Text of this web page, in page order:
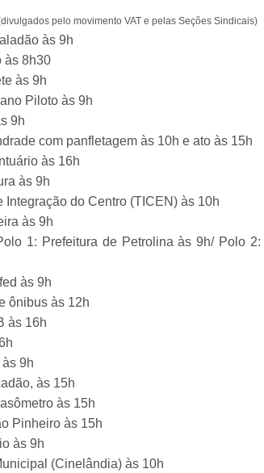
pelo movimento VAT e pelas Seções Sindicais)
às 9h
às 8h30
às 9h
Piloto às 9h
9h
com panfletagem às 10h e ato às 15h
às 16h
às 9h
Integração do Centro (TICEN) às 10h
às 9h
1: Prefeitura de Petrolina às 9h/ Polo
às 9h
ônibus às 12h
às 16h
9h
às 15h
às 15h
Pinheiro às 15h
às 9h
(Cinelândia) às 10h